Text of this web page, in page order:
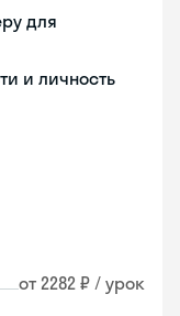
для
и личность
от 2282 ₽ / урок